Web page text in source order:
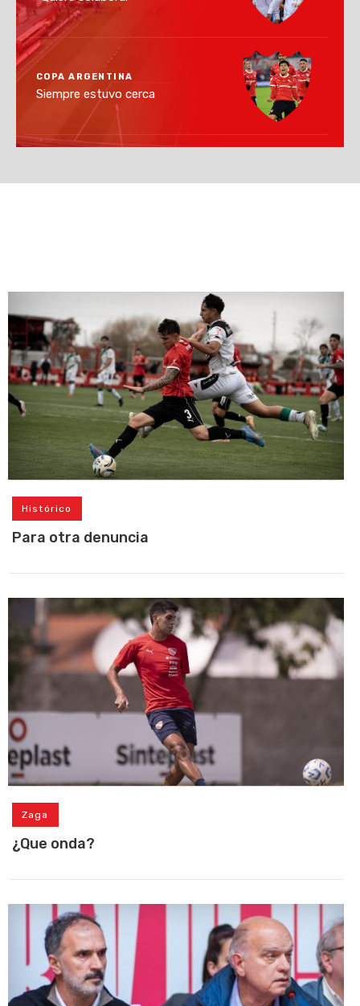
COPA ARGENTINA
Siempre estuvo cerca
Histórico
Para otra denuncia
Zaga
¿Que onda?